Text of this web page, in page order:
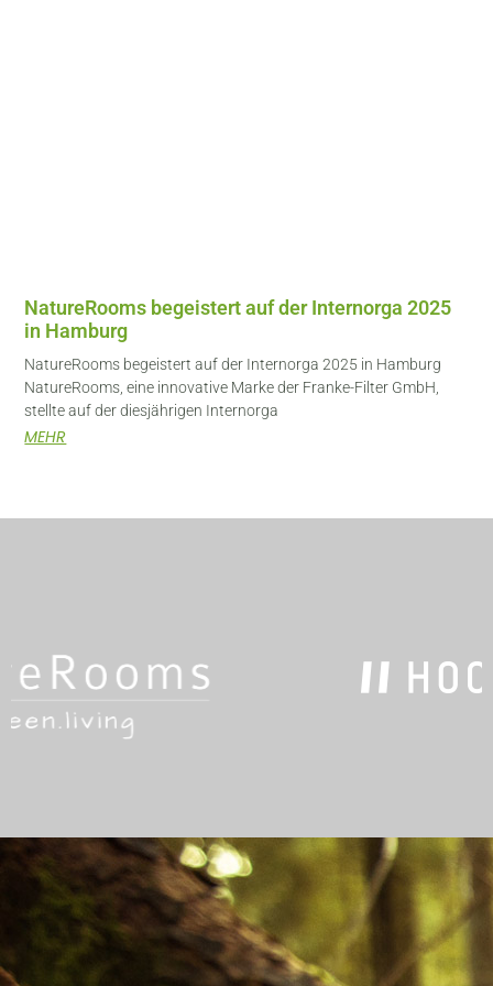
NatureRooms begeistert auf der Internorga 2025
in Hamburg
NatureRooms begeistert auf der Internorga 2025 in Hamburg
NatureRooms, eine innovative Marke der Franke-Filter GmbH,
stellte auf der diesjährigen Internorga
MEHR